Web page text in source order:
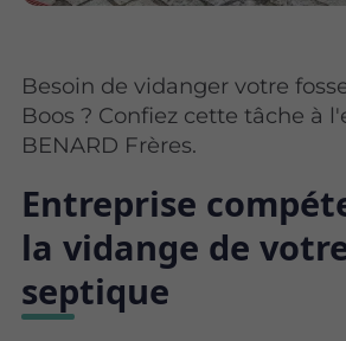
Besoin de vidanger votre
Boos ? Confiez cette tâche à
BENARD Frères.
Entreprise
la vidange de
septique